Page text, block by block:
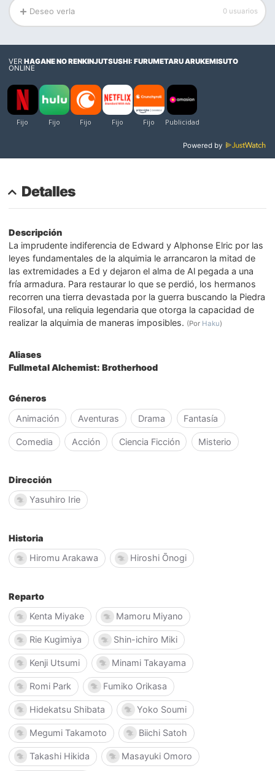
Deseo verla 0 usuarios
VERHAGANE NO RENKINJUTSUSHI: FURUMETARU ARUKEMISUTO
ONLINE
Powered by
Detalles
Descripción
La imprudente indiferencia de Edward y Alphonse Elric por las
leyes fundamentales de la alquimia le arrancaron la mitad de
las extremidades a Ed y dejaron el alma de Al pegada a una
fría armadura. Para restaurar lo que se perdió, los hermanos
recorren una tierra devastada por la guerra buscando la Piedra
Filosofal, una reliquia legendaria que otorga la capacidad de
realizar la alquimia de maneras imposibles. (Por Haku)
Aliases
Fullmetal Alchemist: Brotherhood
Géneros
Animación
Aventuras Drama Fantasía
Comedia Acción Ciencia Ficción Misterio
Dirección
Yasuhiro Irie
Historia
Hiromu Arakawa
Hiroshi Ōnogi
Reparto
Kenta Miyake
Mamoru Miyano
Rie Kugimiya Shin-ichiro Miki
Kenji Utsumi Minami Takayama
Romi Park Fumiko Orikasa
Hidekatsu Shibata Yoko Soumi
Megumi Takamoto Biichi Satoh
Takashi Hikida Masayuki Omoro